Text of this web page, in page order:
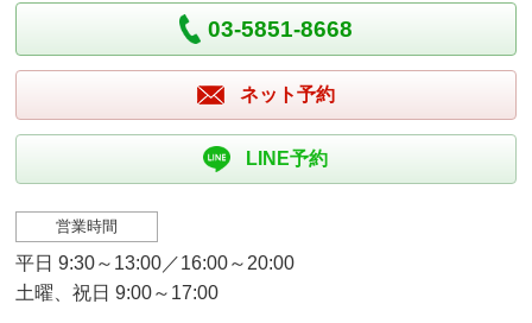
03-5851-8668
ネット予約
LINE予約
営業時間
平日 9:30～13:00／16:00～20:00
土曜、祝日 9:00～17:00